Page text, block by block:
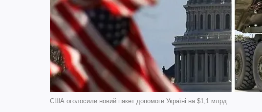
США оголосили новий пакет допомоги Україні на $1,1 млрд